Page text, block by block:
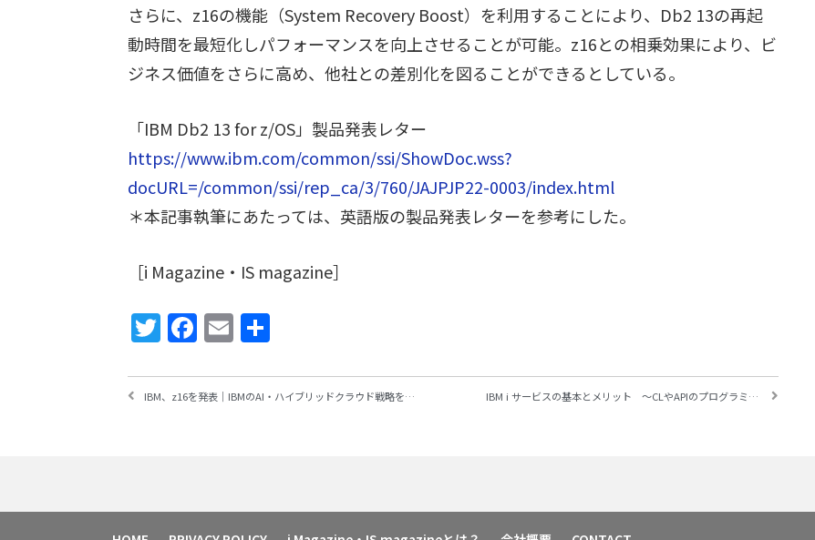
さらに、z16の機能（System Recovery Boost）を利用することにより、Db2 13の再起
動時間を最短化しパフォーマンスを向上させることが可能。z16との相乗効果により、ビ
ジネス価値をさらに高め、他社との差別化を図ることができるとしている。
「IBM Db2 13 for z/OS」製品発表レター
https://www.ibm.com/common/ssi/ShowDoc.wss?
docURL=/common/ssi/rep_ca/3/760/JAJPJP22-0003/index.html
＊本記事執筆にあたっては、英語版の製品発表レターを参考にした。
［i Magazine・IS magazine］
Twitter
Facebook
Email
IBM、z16を発表｜IBMのAI・ハイブリッドクラウド戦略を体現するメインフレーム ～トランザクション処理中にリアルタイムAI推論処理をセキュアに実現 IBM i サービスの基本とメリット ～CLやAPIのプログラミング不要で、必要な機能がすぐに使える ｜IBM i サービスを学ぶ ＜概要編＞